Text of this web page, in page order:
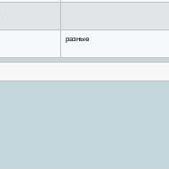
разные